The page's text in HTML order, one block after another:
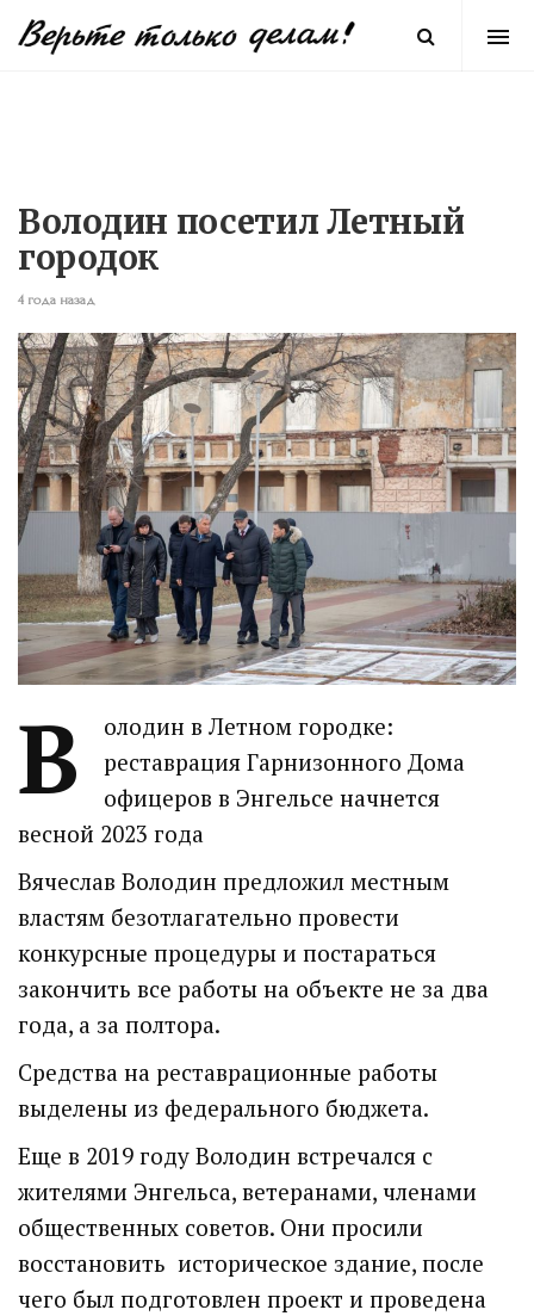
Володин посетил Летный
городок
4 года назад
В
олодин в Летном городке:
реставрация Гарнизонного Дома
офицеров в Энгельсе начнется
весной 2023 года
Вячеслав Володин предложил местным
властям безотлагательно провести
конкурсные процедуры и постараться
закончить все работы на объекте не за два
года, а за полтора.
Средства на реставрационные работы
выделены из федерального бюджета.
Еще в 2019 году Володин встречался с
жителями Энгельса, ветеранами, членами
общественных советов. Они просили
восстановить историческое здание, после
чего был подготовлен проект и проведена